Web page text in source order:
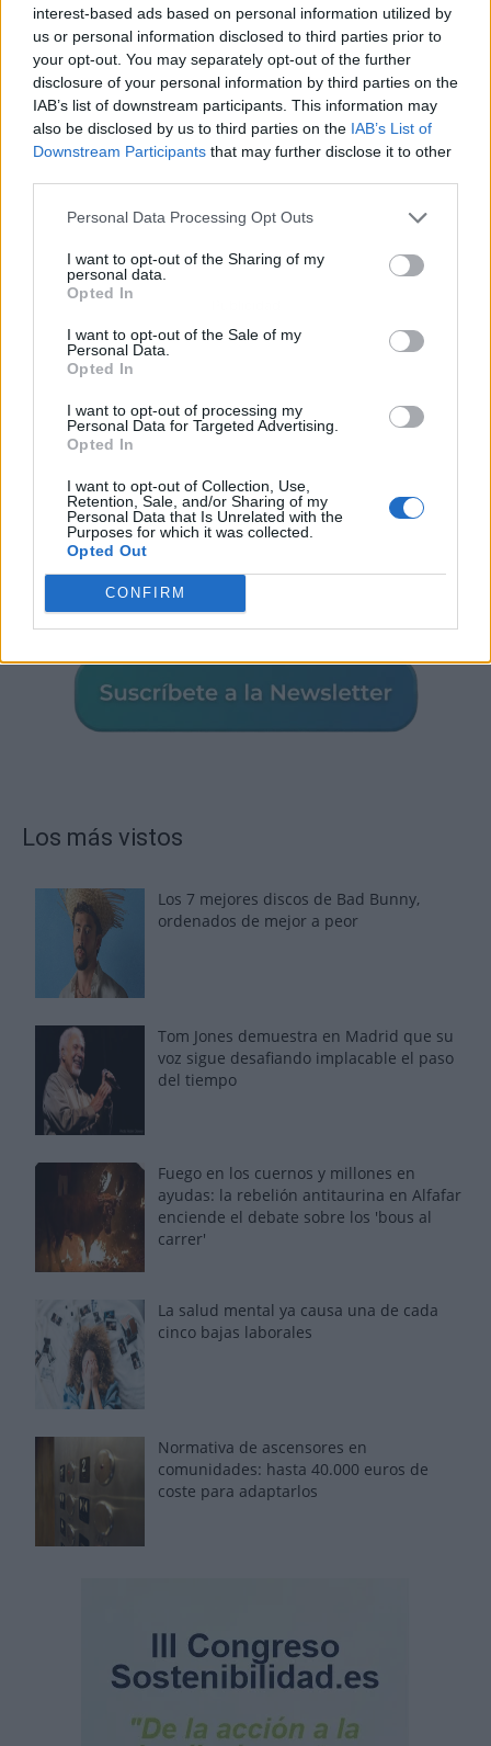
interest-based ads based on personal information utilized by
us or personal information disclosed to third parties prior to
your opt-out. You may separately opt-out of the further
disclosure of your personal information by third parties on the
IAB’s list of downstream participants. This information may
also be disclosed by us to third parties on the IAB’s List of
Downstream Participants that may further disclose it to other
Personal Data Processing Opt Outs
I want to opt-out of the Sharing of my
personal data.
Opted In
I want to opt-out of the Sale of my
Personal Data.
Opted In
I want to opt-out of processing my
Personal Data for Targeted Advertising.
Opted In
I want to opt-out of Collection, Use,
Retention, Sale, and/or Sharing of my
Personal Data that Is Unrelated with the
Purposes for which it was collected.
Opted Out
CONFIRM
Los más vistos
Los 7 mejores discos de Bad Bunny,
ordenados de mejor a peor
Tom Jones demuestra en Madrid que su
voz sigue desafiando implacable el paso
del tiempo
Fuego en los cuernos y millones en
ayudas: la rebelión antitaurina en Alfafar
enciende el debate sobre los 'bous al
carrer'
La salud mental ya causa una de cada
cinco bajas laborales
Normativa de ascensores en
comunidades: hasta 40.000 euros de
coste para adaptarlos